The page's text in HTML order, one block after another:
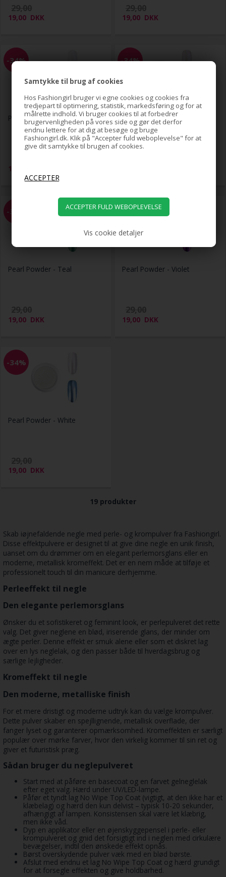
Samtykke til brug af cookies
Hos Fashiongirl bruger vi egne cookies og cookies fra
tredjepart til optimering, statistik, markedsføring og for at
målrette indhold. Vi bruger cookies til at forbedrer
brugervenligheden på vores side og gør det derfor
endnu lettere for at dig at besøge og bruge
Fashiongirl.dk. Klik på "Accepter fuld weboplevelse" for at
give dit samtykke til brugen af cookies.
Vis cookie detaljer
19,00 DKK 19,00 DKK
-34%
Pearl Powder - Pink
19,00
-34%
Pearl Powder - Sapphire
-34%
Pearl Powder - Teal
19,00 DKK
-34%
Pearl Powder - Violet
19,00 DKK
-34%
Pearl Powder - White
19,00 DKK
19 produkter
Skab iøjnefaldende negle med perle- og krompulver fra Fashiongirl.
Disse effektpulvere er designet til at give dine negle en unik finish,
uanset om du drømmer om en elegant perlemorsglans eller en
moderne, metallisk kromeffekt. Det er en nem måde at tilføje et
professionelt touch til din manicure derhjemme.
Perleeffekt til negle
Den elegante perlemorsglans
Ønsker du et sofistikeret og feminint look, er perlepulveret det rette
valg. Det giver neglene en blød, iriserende glans, der minder om
ægte perler. Denne effekt er smuk alene eller som et diskret lag
over en lys neglelak, og den passer både til hverdagsbrug og
særlige lejligheder.
Kromeffekt til negle
Den moderne, metalliske finish
For et mere dristigt og moderne udtryk kan du vælge krompulver.
Dette pulver skaber en spejllignende, metallisk overflade, der
fanger lyset og garanterer opmærksomhed. Kromeffekten er særligt
populær over mørke farver, hvor den virkelig kommer til sin ret og
giver et futuristisk præg.
Sådan bruger du neglepulveret
Start med at påføre en basecoat og en farvet gelneglelak
efter eget valg. Hærd under UV/LED-lampe.
Påfør et tyndt lag No Wipe Top Coat (vigtigt, at den ikke har et
klæbelag) og hærd den kun delvist – typisk 10-20 sekunder,
afhængigt af lampen. Konsistensen skal være let klæbrig,
men ikke våd.
Dyp en applikator eller en øjenskyggepensel i perle- eller
krompulveret og gnid det forsigtigt ind i neglen med cirkulære
bevægelser, indtil den ønskede effekt opnås.
Børst overskydende pulver væk med en blød børste.
Afslut med endnu et lag No Wipe Top Coat og hærd grundigt
for at forsegle effekten og give holdbarhed.